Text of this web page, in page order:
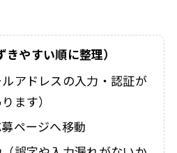
やすい順に整理）
アドレスの入力・認証が
ます）
ページへ移動